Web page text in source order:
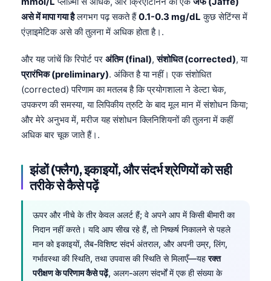
असे में मापा गया हैलगभग पढ़ सकते हैं0.1-0.3 mg/dL कुछ सेटिंग्स में
एंज़ाइमेटिक असे की तुलना में अधिक होता है।.
और यह जांचें कि रिपोर्ट पर अंतिम (final),संशोधित (corrected), या
प्रारंभिक (preliminary). अंकित है या नहीं। एक संशोधित
(corrected) परिणाम का मतलब है कि प्रयोगशाला ने डेल्टा चेक,
उपकरण की समस्या, या लिपिकीय त्रुटि के बाद मूल मान में संशोधन किया;
और मेरे अनुभव में, मरीज यह संशोधन क्लिनिशियनों की तुलना में कहीं
अधिक बार चूक जाते हैं।.
झंडों (फ्लैग), इकाइयों, और संदर्भ श्रेणियों को सही
तरीके से कैसे पढ़ें
ऊपर और नीचे के तीर केवल अलर्ट हैं; वे अपने आप में किसी बीमारी का
निदान नहीं करते। यदि आप सीख रहे हैं, तो निष्कर्ष निकालने से पहले
मान को इकाइयों, लैब-विशिष्ट संदर्भ अंतराल, और अपनी उम्र, लिंग,
गर्भावस्था की स्थिति, तथा उपवास की स्थिति से मिलाएँ—यहरक्त
परीक्षण के परिणाम कैसे पढ़ें, अलग-अलग संदर्भों में एक ही संख्या के